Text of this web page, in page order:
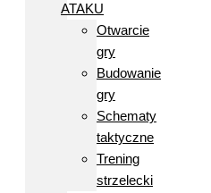
ATAKU
Otwarcie
gry
Budowanie
gry
Schematy
taktyczne
Trening
strzelecki